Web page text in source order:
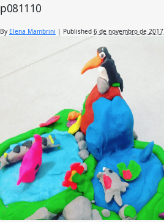
p081110
By Elena Mambrini | Published 6 de novembro de 2017